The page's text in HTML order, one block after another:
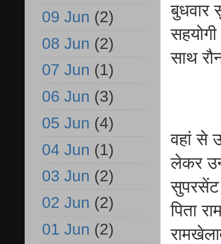
बुधवार
साथ
वहां से
लेकर
सुपरसेंट
पिता
09 Jun (2)
08 Jun (2)
07 Jun (1)
06 Jun (3)
05 Jun (4)
04 Jun (1)
03 Jun (2)
02 Jun (2)
01 Jun (2)